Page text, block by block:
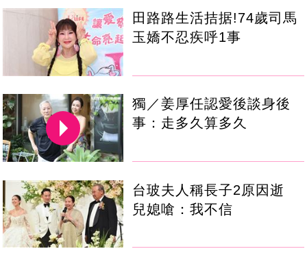
田路路生活拮据!74歲司馬
玉嬌不忍疾呼1事
獨／姜厚任認愛後談身後
事：走多久算多久
台玻夫人稱長子2原因逝
兒媳嗆：我不信